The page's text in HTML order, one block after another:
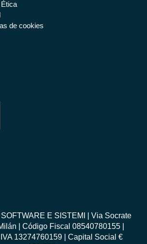
de cookies
SOFTWARE E SISTEMI | Via Socrate
| Código Fiscal 08540780155 |
13274760159 | Capital Social €